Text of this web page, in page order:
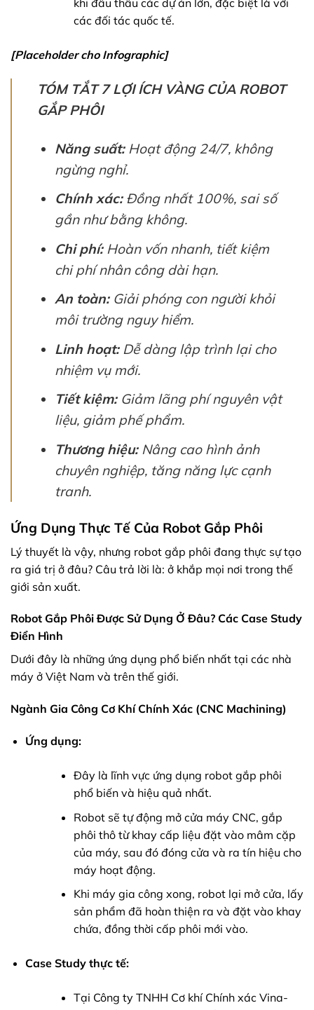
khi đấu thầu các dự án lớn, đặc biệt là với
các đối tác quốc tế.
[Placeholder cho Infographic]
TÓM TẮT 7 LỢI ÍCH VÀNG CỦA ROBOT
GẮP PHÔI
Năng suất:Hoạt động 24/7, không
ngừng nghỉ.
Chính xác:Đồng nhất 100%, sai số
gần như bằng không.
Chi phí:Hoàn vốn nhanh, tiết kiệm
chi phí nhân công dài hạn.
An toàn:Giải phóng con người khỏi
môi trường nguy hiểm.
Linh hoạt:Dễ dàng lập trình lại cho
nhiệm vụ mới.
Tiết kiệm:Giảm lãng phí nguyên vật
liệu, giảm phế phẩm.
Thương hiệu:Nâng cao hình ảnh
chuyên nghiệp, tăng năng lực cạnh
tranh.
Ứng Dụng Thực Tế Của Robot Gắp Phôi
Lý thuyết là vậy, nhưng robot gắp phôi đang thực sự tạo
ra giá trị ở đâu? Câu trả lời là: ở khắp mọi nơi trong thế
giới sản xuất.
Robot Gắp Phôi Được Sử Dụng Ở Đâu? Các Case Study
Điển Hình
Dưới đây là những ứng dụng phổ biến nhất tại các nhà
máy ở Việt Nam và trên thế giới.
Ngành Gia Công Cơ Khí Chính Xác (CNC Machining)
Ứng dụng:
Đây là lĩnh vực ứng dụng robot gắp phôi
phổ biến và hiệu quả nhất.
Robot sẽ tự động mở cửa máy CNC, gắp
phôi thô từ khay cấp liệu đặt vào mâm cặp
của máy, sau đó đóng cửa và ra tín hiệu cho
máy hoạt động.
Khi máy gia công xong, robot lại mở cửa, lấy
sản phẩm đã hoàn thiện ra và đặt vào khay
chứa, đồng thời cấp phôi mới vào.
Case Study thực tế:
Tại Công ty TNHH Cơ khí Chính xác Vina-